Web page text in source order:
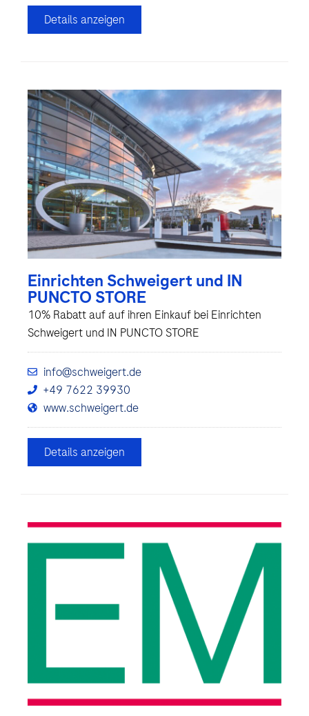
Details anzeigen
Einrichten Schweigert und IN
PUNCTO STORE
10% Rabatt auf auf ihren Einkauf bei Einrichten
Schweigert und IN PUNCTO STORE
info@schweigert.de
+49 7622 39930
www.schweigert.de
Details anzeigen